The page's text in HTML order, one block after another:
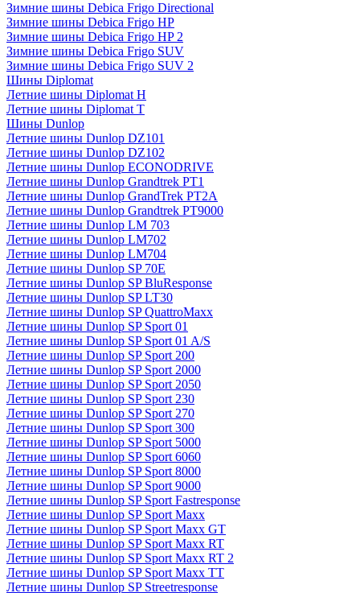
Зимние шины Debica Frigo Directional
Зимние шины Debica Frigo HP
Зимние шины Debica Frigo HP 2
Зимние шины Debica Frigo SUV
Зимние шины Debica Frigo SUV 2
Шины Diplomat
Летние шины Diplomat H
Летние шины Diplomat T
Шины Dunlop
Летние шины Dunlop DZ101
Летние шины Dunlop DZ102
Летние шины Dunlop ECONODRIVE
Летние шины Dunlop Grandtrek PT1
Летние шины Dunlop GrandTrek PT2A
Летние шины Dunlop Grandtrek PT9000
Летние шины Dunlop LM 703
Летние шины Dunlop LM702
Летние шины Dunlop LM704
Летние шины Dunlop SP 70E
Летние шины Dunlop SP BluResponse
Летние шины Dunlop SP LT30
Летние шины Dunlop SP QuattroMaxx
Летние шины Dunlop SP Sport 01
Летние шины Dunlop SP Sport 01 A/S
Летние шины Dunlop SP Sport 200
Летние шины Dunlop SP Sport 2000
Летние шины Dunlop SP Sport 2050
Летние шины Dunlop SP Sport 230
Летние шины Dunlop SP Sport 270
Летние шины Dunlop SP Sport 300
Летние шины Dunlop SP Sport 5000
Летние шины Dunlop SP Sport 6060
Летние шины Dunlop SP Sport 8000
Летние шины Dunlop SP Sport 9000
Летние шины Dunlop SP Sport Fastresponse
Летние шины Dunlop SP Sport Maxx
Летние шины Dunlop SP Sport Maxx GT
Летние шины Dunlop SP Sport Maxx RT
Летние шины Dunlop SP Sport Maxx RT 2
Летние шины Dunlop SP Sport Maxx TT
Летние шины Dunlop SP Streetresponse